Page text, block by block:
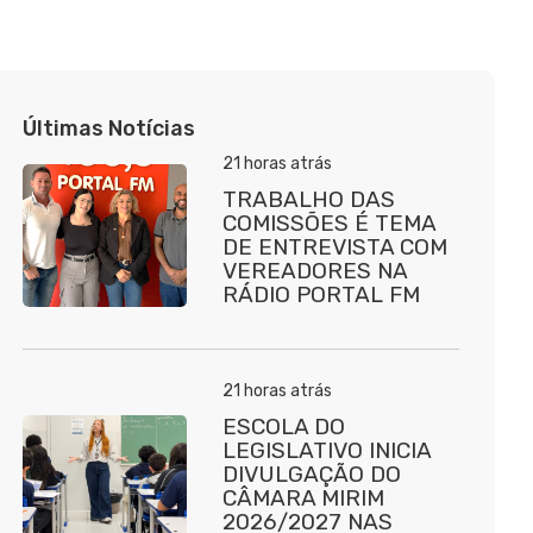
Últimas Notícias
21 horas atrás
TRABALHO DAS
COMISSÕES É TEMA
DE ENTREVISTA COM
VEREADORES NA
RÁDIO PORTAL FM
21 horas atrás
ESCOLA DO
LEGISLATIVO INICIA
DIVULGAÇÃO DO
CÂMARA MIRIM
2026/2027 NAS